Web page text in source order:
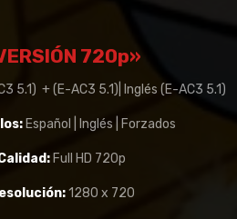
720p»
5.1) + (E-AC3 5.1)| Inglés (E-AC3 5.1)
Español | Inglés | Forzados
Full HD 720p
1280 x 720